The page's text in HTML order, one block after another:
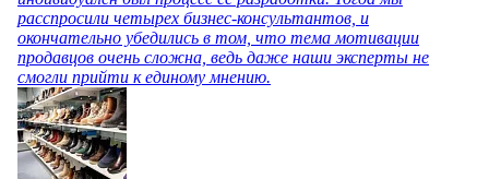
расспросили четырех бизнес-консультантов, и
окончательно убедились в том, что тема мотивации
продавцов очень сложна, ведь даже наши эксперты не
смогли прийти к единому мнению.